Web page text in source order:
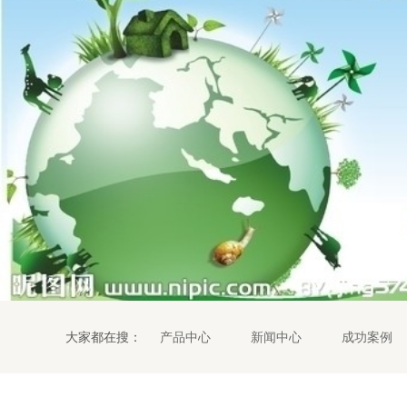
大家都在搜： 产品中心 新闻中心 成功案例